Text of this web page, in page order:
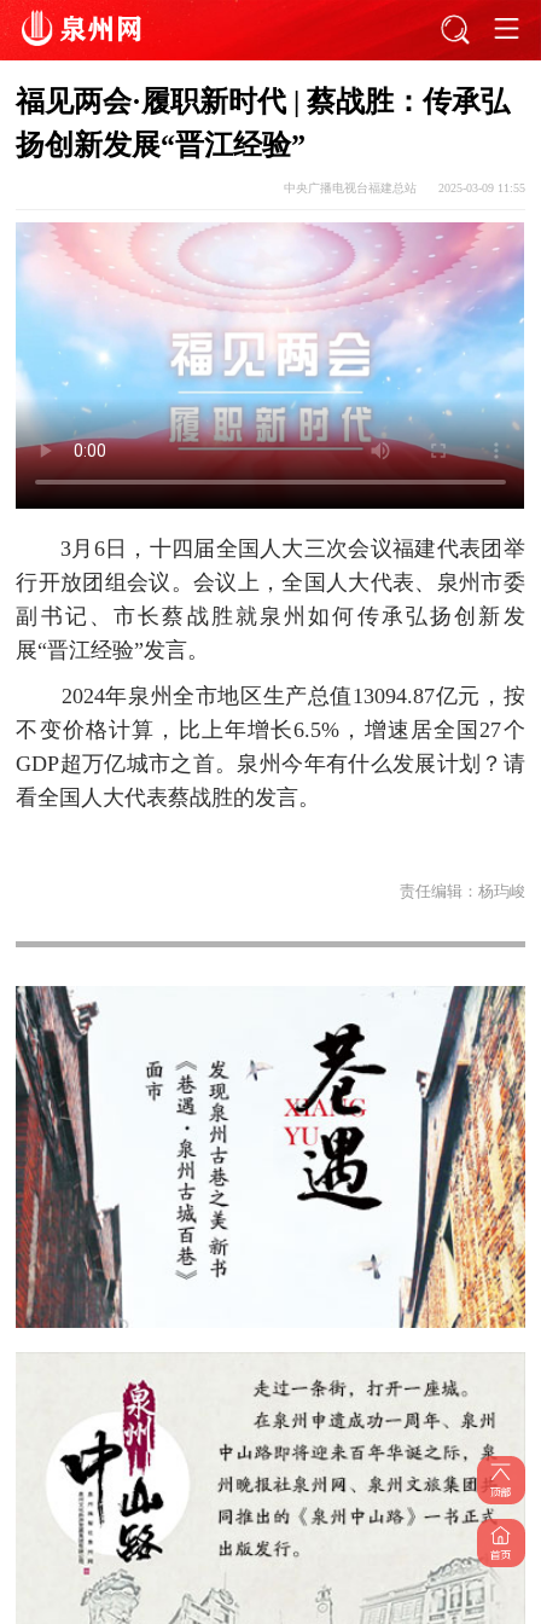
福见两会·履职新时代 | 蔡战胜：传承弘
扬创新发展“晋江经验”
中央广播电视台福建总站 2025-03-09 11:55
3月6日，十四届全国人大三次会议福建代表团举
行开放团组会议。会议上，全国人大代表、泉州市委
副书记、市长蔡战胜就泉州如何传承弘扬创新发
展“晋江经验”发言。
2024年泉州全市地区生产总值13094.87亿元，按
不变价格计算，比上年增长6.5%，增速居全国27个
GDP超万亿城市之首。泉州今年有什么发展计划？请
看全国人大代表蔡战胜的发言。
责任编辑： 杨玙峻